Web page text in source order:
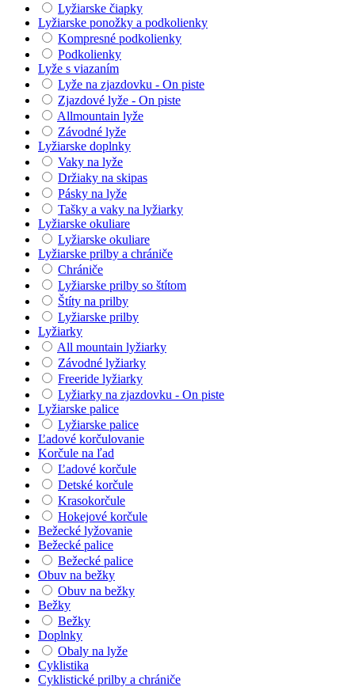
Lyžiarske čiapky
Lyžiarske ponožky a podkolienky
Kompresné podkolienky
Podkolienky
Lyže s viazaním
Lyže na zjazdovku - On piste
Zjazdové lyže - On piste
Allmountain lyže
Závodné lyže
Lyžiarske doplnky
Vaky na lyže
Držiaky na skipas
Pásky na lyže
Tašky a vaky na lyžiarky
Lyžiarske okuliare
Lyžiarske okuliare
Lyžiarske prilby a chrániče
Chrániče
Lyžiarske prilby so štítom
Štíty na prilby
Lyžiarske prilby
Lyžiarky
All mountain lyžiarky
Závodné lyžiarky
Freeride lyžiarky
Lyžiarky na zjazdovku - On piste
Lyžiarske palice
Lyžiarske palice
Ľadové korčulovanie
Korčule na ľad
Ľadové korčule
Detské korčule
Krasokorčule
Hokejové korčule
Bežecké lyžovanie
Bežecké palice
Bežecké palice
Obuv na bežky
Obuv na bežky
Bežky
Bežky
Doplnky
Obaly na lyže
Cyklistika
Cyklistické prilby a chrániče